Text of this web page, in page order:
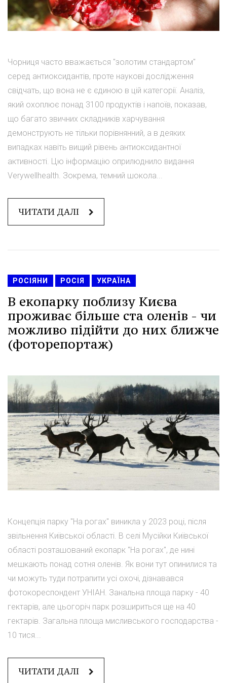
Чорниця часто вважається "золотим стандартом"
серед антиоксидантів, проте наукові дослідження
свідчать, що вона не є єдиною в цій категорії. Аналіз,
який охоплює понад 3100 продуктів і напоїв, показав,
що багато звичних складників харчування
демонструють не тільки порівнянний, а в деяких
випадках навіть вищий рівень антиоксидантної
активності. Цю інформацію оприлюднило видання
Verywellhealth. Зокрема, темний шокола...
ЧИТАТИ ДАЛІ
РОСІЯНИ РОСІЯ УКРАЇНА
В екопарку поблизу Києва
проживає більше ста оленів - чи
можливо підійти до них ближче
(фоторепортаж)
Концепція парку "На рогах" виникла у 2023 році, після
звільнення Київської області. В селі Мусійки Київської
області розташований екопарк "На рогах", де нині
мешкають понад сотня оленів. Як вони тут опинилися та
чи можуть туди потрапити усі охочі, дізнавався
фотокореспондент УНІАН. Занальна площа парку - 40
гектарів, але цьогоріч парк розшириться ще на 40
гектарів. Загальна площа мисливського господарства -
10 тися...
ЧИТАТИ ДАЛІ